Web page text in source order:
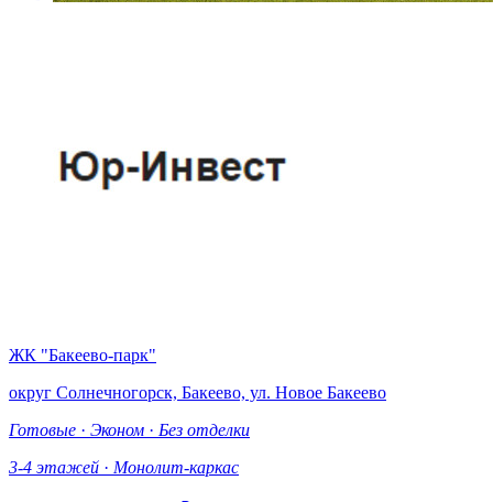
ЖК "Бакеево-парк"
округ Солнечногорск, Бакеево, ул. Новое Бакеево
Готовые · Эконом · Без отделки
3-4 этажей · Монолит-каркас